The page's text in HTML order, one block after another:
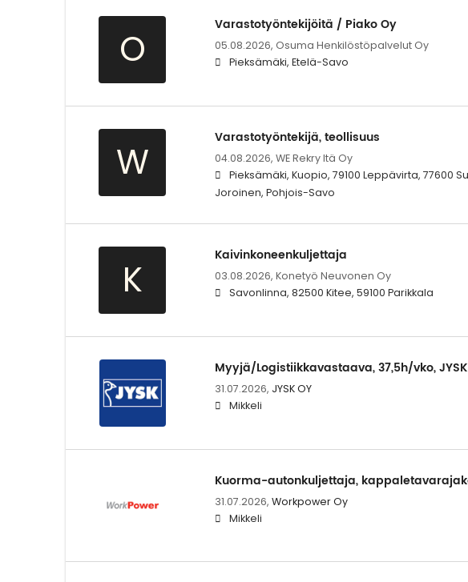
O
Varastotyöntekijöitä / Piako Oy
05.08.2026, Osuma Henkilöstöpalvelut Oy
Pieksämäki, Etelä-Savo
W
Varastotyöntekijä, teollisuus
04.08.2026, WE Rekry Itä Oy
Pieksämäki, Kuopio, 79100 Leppävirta, 77600
Joroinen, Pohjois-Savo
K
Kaivinkoneenkuljettaja
03.08.2026, Konetyö Neuvonen Oy
Savonlinna, 82500 Kitee, 59100 Parikkala
Myyjä/Logistiikkavastaava, 37,5h/vko,
31.07.2026, JYSK OY
Mikkeli
Kuorma-autonkuljettaja,
31.07.2026, Workpower Oy
Mikkeli